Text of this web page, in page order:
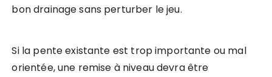
bon drainage sans perturber le jeu.
Si la pente existante est trop importante ou mal
orientée, une remise à niveau devra être